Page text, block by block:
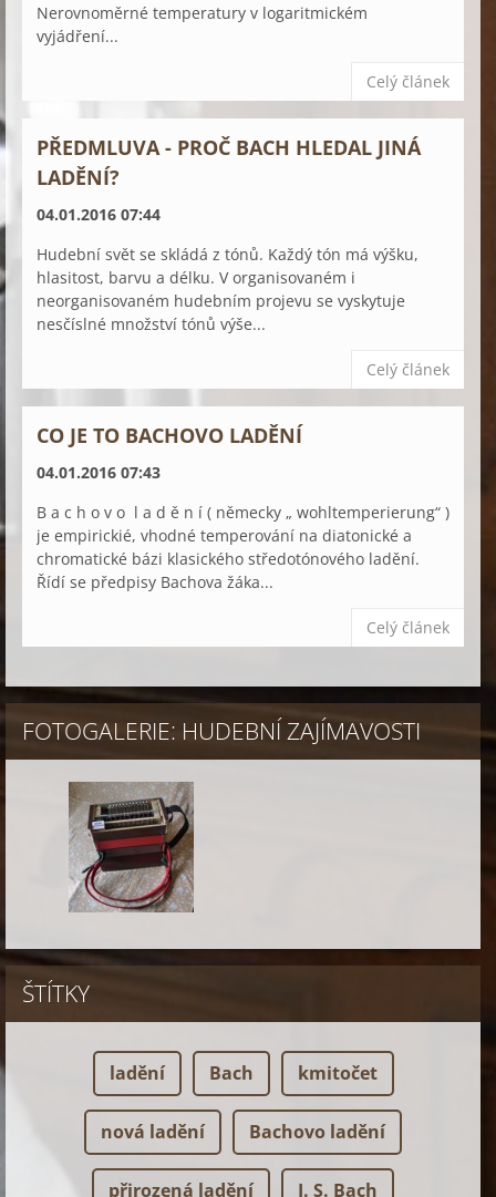
Nerovnoměrné temperatury v logaritmickém
vyjádření...
Celý článek
PŘEDMLUVA - PROČ BACH HLEDAL JINÁ
LADĚNÍ?
04.01.2016 07:44
Hudební svět se skládá z tónů. Každý tón má výšku,
hlasitost, barvu a délku. V organisovaném i
neorganisovaném hudebním projevu se vyskytuje
nesčíslné množství tónů výše...
Celý článek
CO JE TO BACHOVO LADĚNÍ
04.01.2016 07:43
B a c h o v o l a d ě n í ( německy „ wohltemperierung“ )
je empirickié, vhodné temperování na diatonické a
chromatické bázi klasického středotónového ladění.
Řídí se předpisy Bachova žáka...
Celý článek
FOTOGALERIE: HUDEBNÍ ZAJÍMAVOSTI
ŠTÍTKY
ladění Bach kmitočet
nová ladění Bachovo ladění
přirozená ladění J. S. Bach